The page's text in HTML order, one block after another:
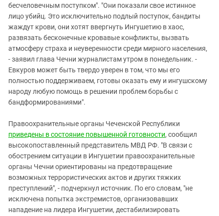
бесчеловечным поступком". "Они показали свое истинное
лицо убийц. Это исключительно подлый поступок, бандиты
жаждут крови, они хотят ввергнуть Ингушетию в хаос,
развязать бесконечные кровавые конфликты, вызвать
атмосферу страха и неуверенности среди мирного населения,
- заявил глава Чечни журналистам утром в понедельник. -
Евкуров может быть твердо уверен в том, что мы его
полностью поддерживаем, готовы оказать ему и ингушскому
народу любую помощь в решении проблем борьбы с
бандформированиями".
Правоохранительные органы Чеченской Республики
приведены в состояние повышенной готовности, сообщил
высокопоставленный представитель МВД РФ. "В связи с
обострением ситуации в Ингушетии правоохранительные
органы Чечни ориентированы на предотвращение
возможных террористических актов и других тяжких
преступлений", - подчеркнул источник. По его словам, "не
исключена попытка экстремистов, организовавших
нападение на лидера Ингушетии, дестабилизировать